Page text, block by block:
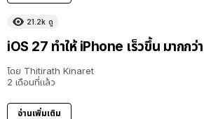
21.2k ดู
iOS 27 ทำให้ iPhone เร็วขึ้น มากกว่
โดย Thitirath Kinaret
2 เดือนที่แล้ว
อ่านเพิ่มเติม